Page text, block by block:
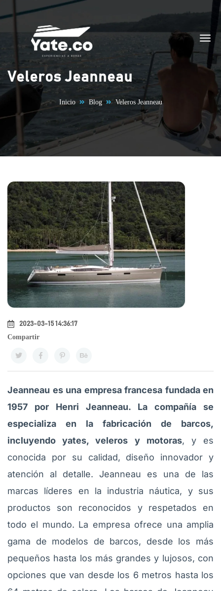
Saltar al contenido
Veleros Jeanneau
Inicio Blog Veleros Jeanneau
2023-03-15 14:36:17
Compartir
Jeanneau es una empresa francesa fundada en
1957 por Henri Jeanneau. La compañía se
especializa en la fabricación de barcos,
incluyendo yates, veleros y motoras, y es
conocida por su calidad, diseño innovador y
atención al detalle. Jeanneau es una de las
marcas líderes en la industria náutica, y sus
productos son reconocidos y respetados en
todo el mundo. La empresa ofrece una amplia
gama de modelos de barcos, desde los más
pequeños hasta los más grandes y lujosos, con
opciones que van desde los 6 metros hasta los